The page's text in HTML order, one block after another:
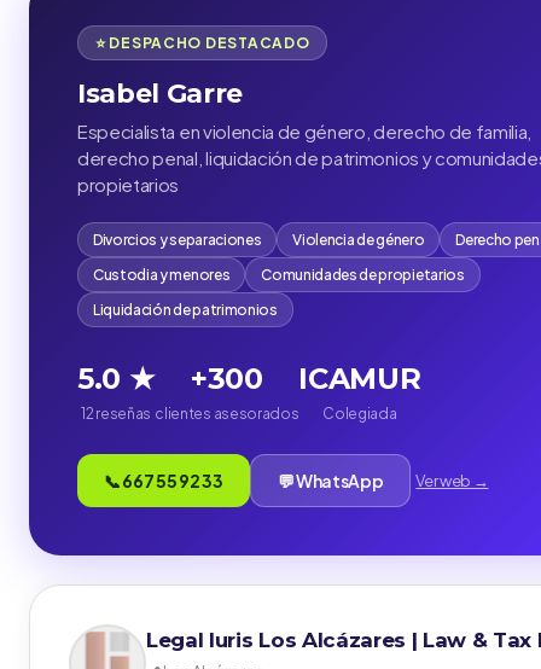
⭐ DESPACHO DESTACADO
Isabel Garre
Especialista en violencia de género, derecho de familia,
derecho penal, liquidación de patrimonios y
propietarios
Divorcios y separaciones Violencia de género
Derecho
Custodia y menores
Comunidades de propietarios
Liquidación de patrimonios
5.0 ★
12 reseñas
+300
clientes asesorados
ICAMUR
Colegiada
📞 667 55 92 33 💬 WhatsApp Ver web →
Legal Iuris Los Alcázares | Law & Tax